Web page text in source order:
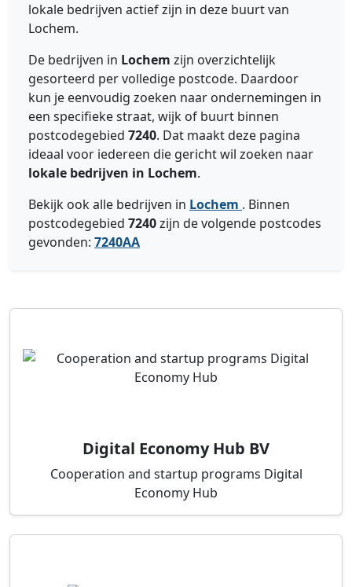
lokale bedrijven actief zijn in deze buurt van
Lochem.
De bedrijven in Lochem zijn overzichtelijk
gesorteerd per volledige postcode. Daardoor
kun je eenvoudig zoeken naar ondernemingen in
een specifieke straat, wijk of buurt binnen
postcodegebied 7240. Dat maakt deze pagina
ideaal voor iedereen die gericht wil zoeken naar
lokale bedrijven in Lochem.
Bekijk ook alle bedrijven in Lochem . Binnen
postcodegebied 7240zijn de volgende postcodes
gevonden: 7240AA
Digital Economy Hub BV
Cooperation and startup programs Digital
Economy Hub